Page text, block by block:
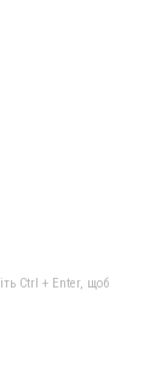
Ctrl + Enter, щоб